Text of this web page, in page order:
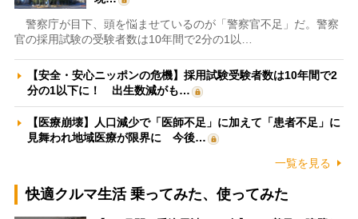
警察庁が目下、頭を悩ませているのが「警察官不足」だ。警察
官の採用試験の受験者数は10年間で2分の1以…
【安全・安心ニッポンの危機】採用試験受験者数は10年間で2
分の1以下に！ 出生数減がも…
【医療崩壊】人口減少で「医師不足」に加えて「患者不足」に
見舞われ地域医療が限界に 今後…
一覧を見る
快適クルマ生活 乗ってみた、使ってみた